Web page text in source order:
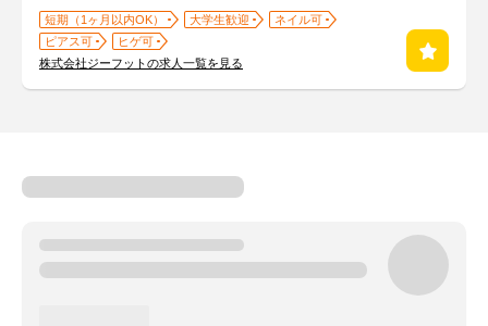
短期（1ヶ月以内OK） 大学生歓迎
ネイル可
ピアス可
ヒゲ可
株式会社ジーフットの求人一覧を見る